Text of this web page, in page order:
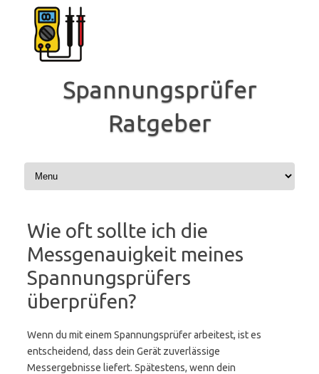
Inhalt
springen
Spannungsprüfer
Ratgeber
Wie oft sollte ich die
Messgenauigkeit meines
Spannungsprüfers
überprüfen?
Wenn du mit einem Spannungsprüfer arbeitest, ist es
entscheidend, dass dein Gerät zuverlässige
Messergebnisse liefert. Spätestens, wenn dein